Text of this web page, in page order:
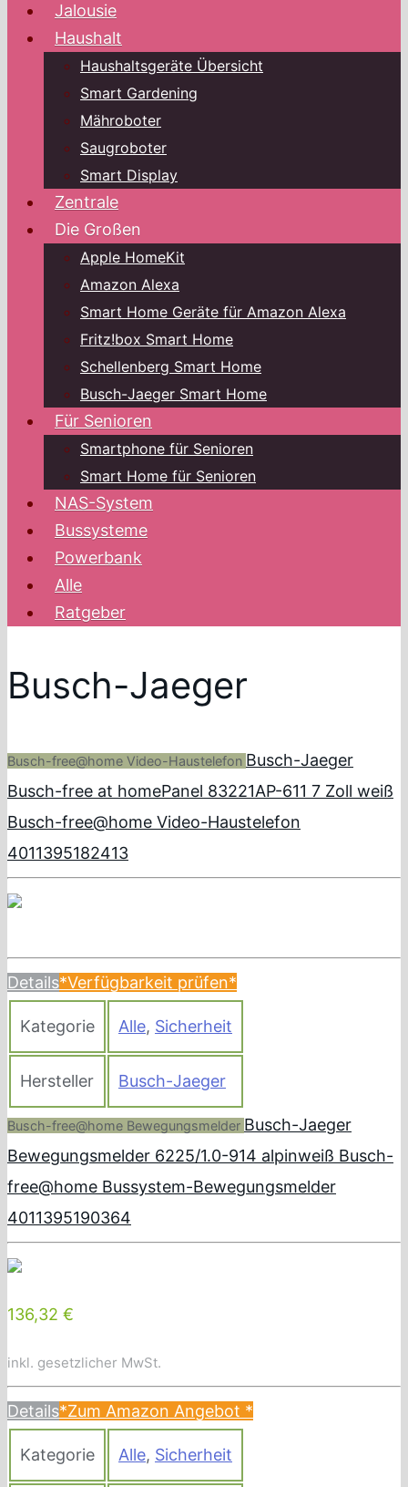
Jalousie
Haushalt
Haushaltsgeräte Übersicht
Smart Gardening
Mähroboter
Saugroboter
Smart Display
Zentrale
Die Großen
Apple HomeKit
Amazon Alexa
Smart Home Geräte für Amazon Alexa
Fritz!box Smart Home
Schellenberg Smart Home
Busch-Jaeger Smart Home
Für Senioren
Smartphone für Senioren
Smart Home für Senioren
NAS-System
Bussysteme
Powerbank
Alle
Ratgeber
Busch-Jaeger
Busch-free@home Video-Haustelefon Busch-Jaeger
Busch-free at homePanel 83221AP-611 7 Zoll weiß
Busch-free@home Video-Haustelefon
4011395182413
Details*Verfügbarkeit prüfen*
Kategorie Alle, Sicherheit
Hersteller Busch-Jaeger
Busch-free@home Bewegungsmelder Busch-Jaeger
Bewegungsmelder 6225/1.0-914 alpinweiß Busch-
free@home Bussystem-Bewegungsmelder
4011395190364
136,32 €
inkl. gesetzlicher MwSt.
Details*Zum Amazon Angebot *
Kategorie Alle, Sicherheit